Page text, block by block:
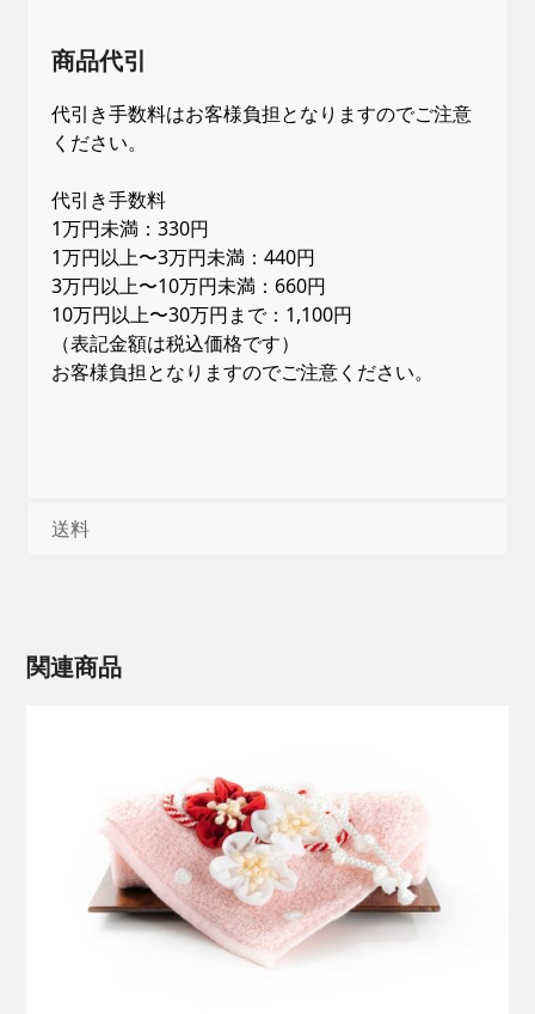
商品代引
代引き手数料はお客様負担となりますのでご注意
ください。
代引き手数料
1万円未満：330円
1万円以上〜3万円未満：440円
3万円以上〜10万円未満：660円
10万円以上〜30万円まで：1,100円
（表記金額は税込価格です）
お客様負担となりますのでご注意ください。
送料
関連商品